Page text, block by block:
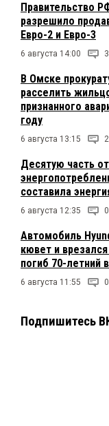
Правительство
разрешило
Евро-2 и Евро-3
6 августа 14:00 3
В Омске
расселить
признанного
году
6 августа 13:15 2
Десятую часть
составила
6 августа 12:35 0
Автомобиль
кювет и
погиб 70-летний
6 августа 11:55 0
Подпишитесь